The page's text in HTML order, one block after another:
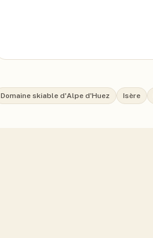
Domaine skiable d'Alpe d'Huez Isère